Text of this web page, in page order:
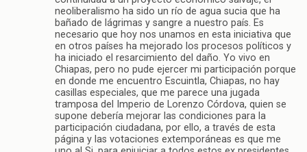
neoliberalismo ha sido un río de agua sucia que ha
bañado de lágrimas y sangre a nuestro país. Es
necesario que hoy nos unamos en esta iniciativa que
en otros países ha mejorado los procesos políticos y
ha iniciado el resarcimiento del daño. Yo vivo en
Chiapas, pero no pude ejercer mi participación porque
en donde me encuentro Escuintla, Chiapas, no hay
casillas especiales, que me parece una jugada
tramposa del Imperio de Lorenzo Córdova, quien se
supone debería mejorar las condiciones para la
participación ciudadana, por ello, a través de esta
página y las votaciones extemporáneas es que me